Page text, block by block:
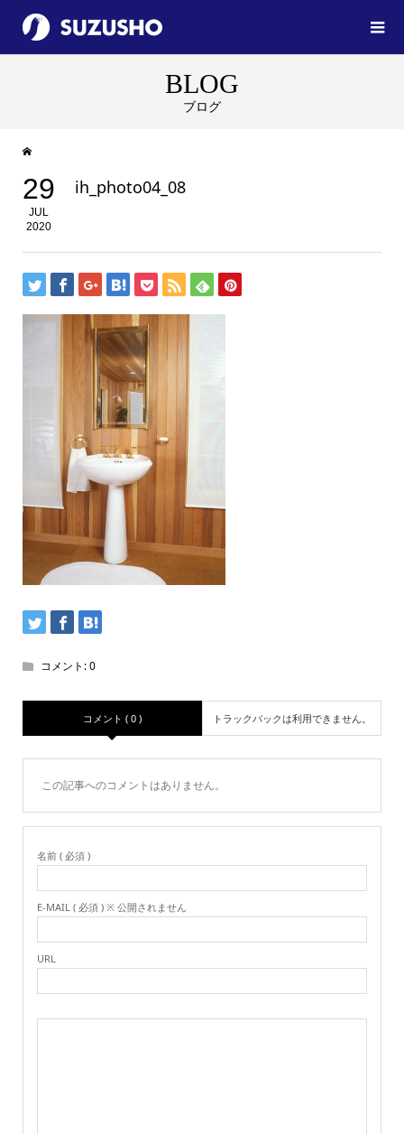
BLOG
ブログ
29
JUL
2020
ih_photo04_08
コメント:0
コメント ( 0 ) トラックバックは利用できません。
この記事へのコメントはありません。
名前 ( 必須 )
E-MAIL ( 必須 ) ※ 公開されません
URL